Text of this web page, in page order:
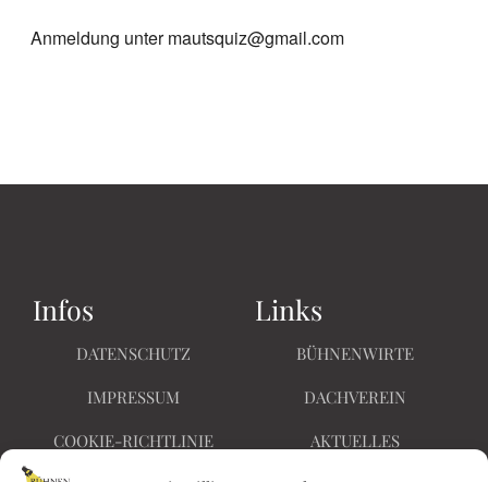
Anmeldung unter mautsquiz@gmail.com
Infos
DATENSCHUTZ
IMPRESSUM
COOKIE-RICHTLINIE
Links
BÜHNENWIRTE
DACHVEREIN
AKTUELLES